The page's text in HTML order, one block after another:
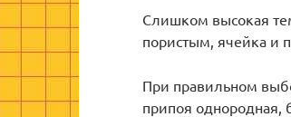
Слишком высокая
пористым, ячейка и
При правильном
припоя однородная,